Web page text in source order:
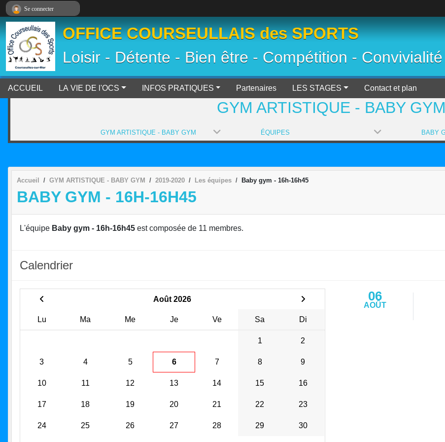
OFFICE COURSEULLAIS des SPORTS
Loisir - Détente - Bien être - Compétition - Convivialité
ACCUEIL LA VIE DE l'OCS INFOS PRATIQUES Partenaires LES STAGES Contact et plan
GYM ARTISTIQUE - BABY GYM
GYM ARTISTIQUE - BABY GYM ÉQUIPES
Accueil GYM ARTISTIQUE - BABY GYM 2019-2020 Les équipes Baby gym - 16h-16h45
BABY GYM - 16H-16H45
L'équipe Baby gym - 16h-16h45 est composée de 11 membres.
Calendrier
Août 2026
Lu Ma Me Je Ve Sa Di
1 2
3 4 5 6 7 8 9
10 11 12 13 14 15 16
17 18 19 20 21 22 23
24 25 26 27 28 29 30
06
AOÛT
Se connecter
Panneau de gestion des cookies